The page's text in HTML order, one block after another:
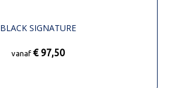
BLACK SIGNATURE
vanaf € 97,50